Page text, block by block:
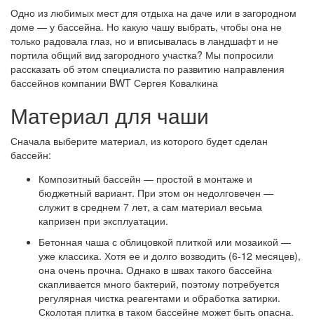
Одно из любимых мест для отдыха на даче или в загородном
доме — у бассейна. Но какую чашу выбрать, чтобы она не
только радовала глаз, но и вписывалась в ландшафт и не
портила общий вид загородного участка? Мы попросили
рассказать об этом специалиста по развитию направления
бассейнов компании BWT Сергея Ковалкина
Материал для чаши
Сначала выберите материал, из которого будет сделан
бассейн:
Композитный бассейн — простой в монтаже и
бюджетный вариант. При этом он недолговечен —
служит в среднем 7 лет, а сам материал весьма
капризен при эксплуатации.
Бетонная чаша с облицовкой плиткой или мозаикой —
уже классика. Хотя ее и долго возводить (6-12 месяцев),
она очень прочна. Однако в швах такого бассейна
скапливается много бактерий, поэтому потребуется
регулярная чистка реагентами и обработка затирки.
Сколотая плитка в таком бассейне может быть опасна.